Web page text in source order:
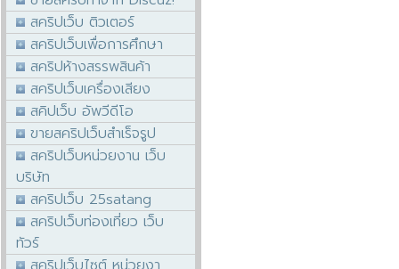
สคริปเว็บ ติวเตอร์
สคริปเว็บเพื่อการศึกษา
สคริปห้างสรรพสินค้า
สคริปเว็บเครื่องเสียง
สคิปเว็บ อัพวีดีโอ
ขายสคริปเว็บสำเร็จรูป
สคริปเว็บหน่วยงาน เว็บ
บริษัท
สคริปเว็บ 25satang
สคริปเว็บท่องเที่ยว เว็บ
ทัวร์